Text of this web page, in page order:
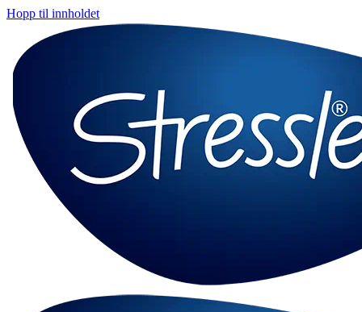
Hopp til innholdet